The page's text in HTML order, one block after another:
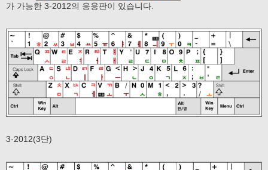
가 가능한 3-2012의 응용판이 있습니다.
3-2012(3단)